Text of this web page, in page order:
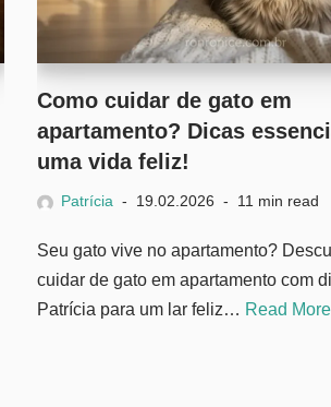
Como cuidar de gato em
apartamento? Dicas
uma vida feliz!
Patrícia 19.02.2026 11 min read
Seu gato vive no apartamento?
cuidar de gato em apartamento com
Patrícia para um lar feliz… Read